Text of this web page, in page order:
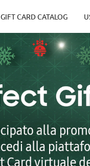
GIFT CARD CATALOG